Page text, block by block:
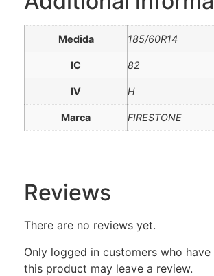
Medida 185/60R14
IC 82
IV H
Marca FIRESTONE
Reviews
There are no reviews yet.
Only logged in customers who have
this product may leave a review.